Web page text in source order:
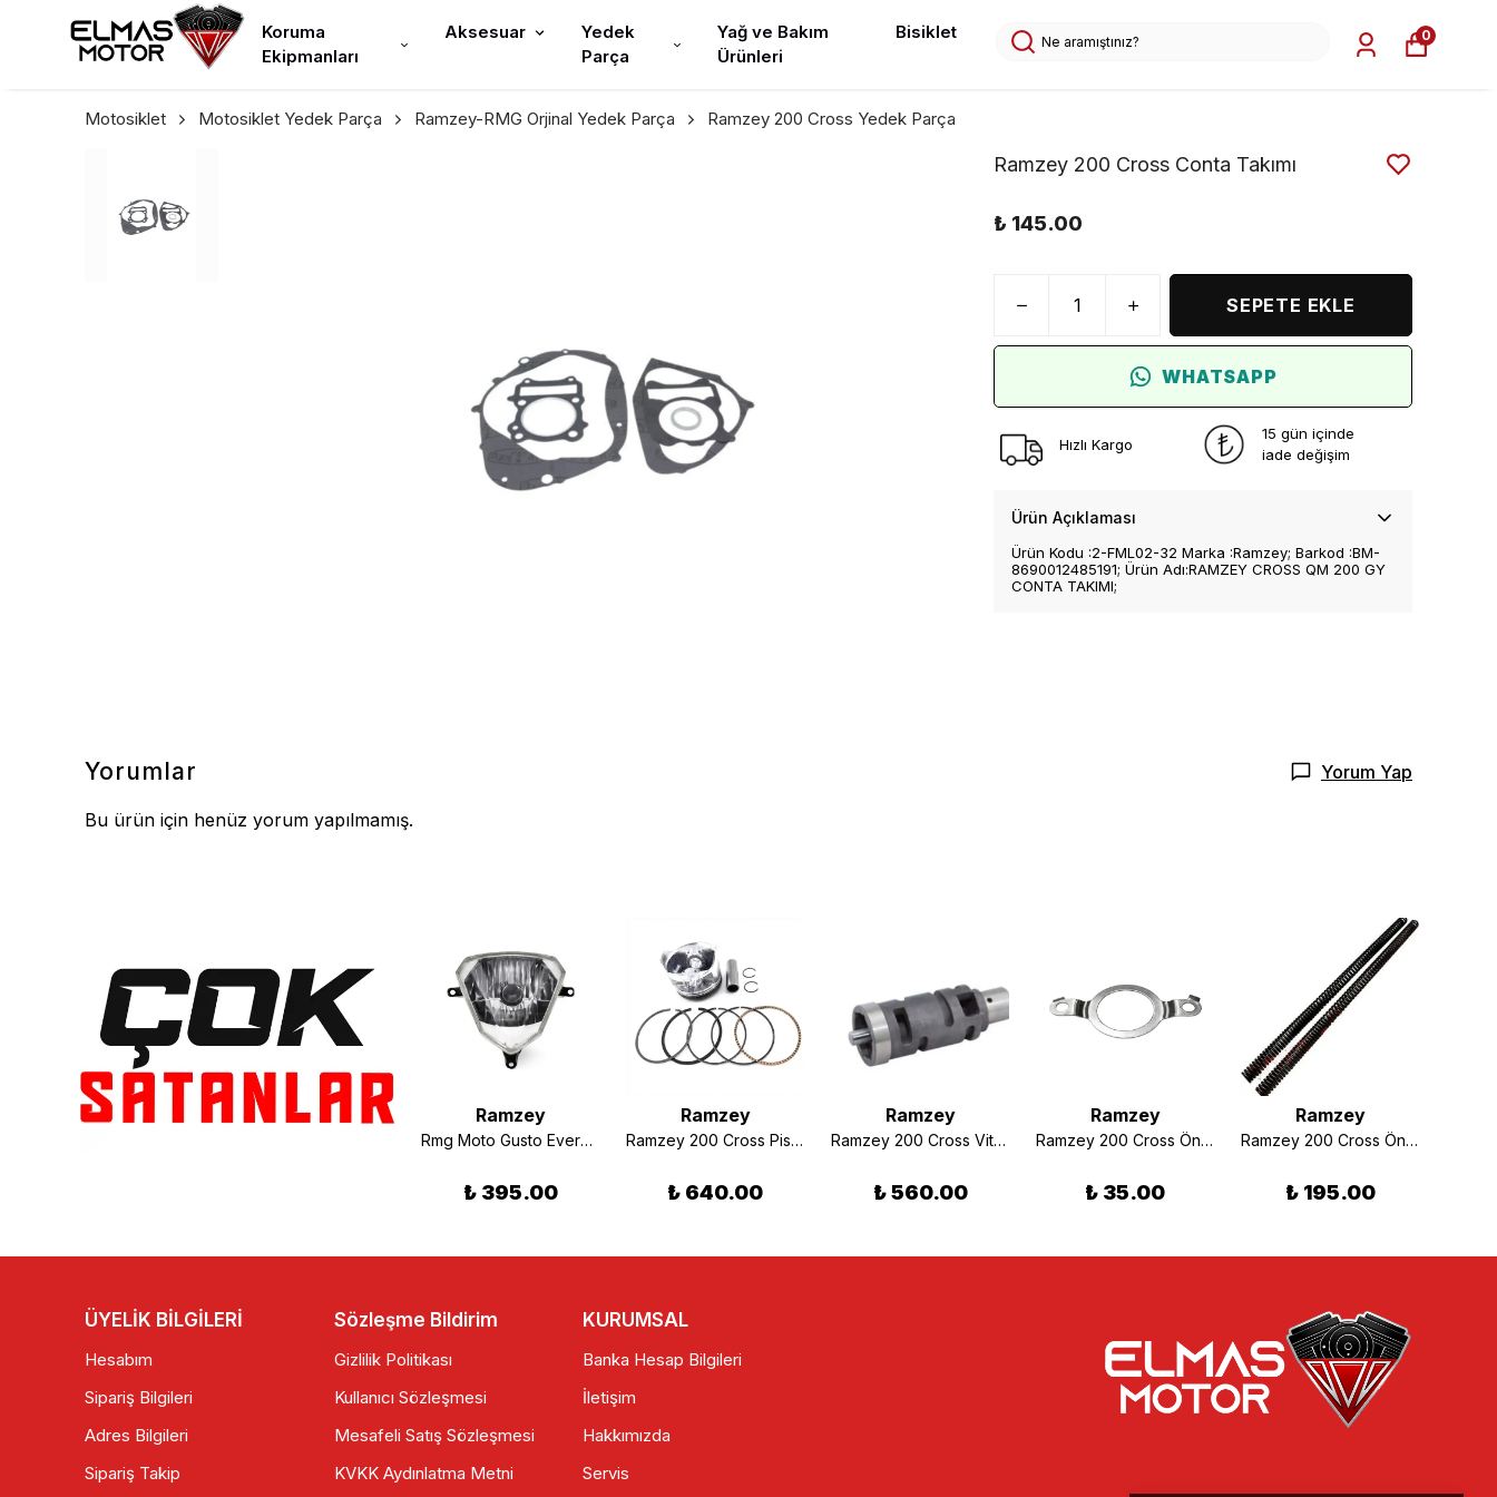
Koruma
Ekipmanları
Aksesuar
Yedek
Parça
Yağ ve Bakım
Ürünleri
Bisiklet 0
Motosiklet Motosiklet Yedek Parça Ramzey-RMG Orjinal Yedek Parça Ramzey 200 Cross Yedek Parça
Ramzey 200 Cross Conta Takımı
₺ 145.00
SEPETE EKLE
WHATSAPP
Hızlı Kargo
15 gün içinde
iade değişim
Ürün Açıklaması
Ürün Kodu :2-FML02-32 Marka :Ramzey; Barkod :BM-
8690012485191; Ürün Adı:RAMZEY CROSS QM 200 GY
CONTA TAKIMI;
Yorumlar Yorum Yap
Bu ürün için henüz yorum yapılmamış.
Ramzey Ramzey Ramzey
Rmg Moto Gusto Everest Ön Far Komple Orjinal
₺ 395.00
Ramzey
Ramzey 200 Cross Piston Segman Takım STD
₺ 640.00
Ramzey
Ramzey 200 Cross Vites Değiştirme Tamburu Orjinal
₺ 560.00
Ramzey
Ramzey 200 Cross Ön Dişli Pulu
₺ 35.00
Ramzey
Ramzey 200 Cross Ön Amortisör Yayı Orjinal
₺ 195.00
ÜYELİK BİLGİLERİ
Hesabım
Sipariş Bilgileri
Adres Bilgileri
Sipariş Takip
Sözleşme Bildirim
Gizlilik Politikası
Kullanıcı Sözleşmesi
Mesafeli Satış Sözleşmesi
KVKK Aydınlatma Metni
KURUMSAL
Banka Hesap Bilgileri
İletişim
Hakkımızda
Servis